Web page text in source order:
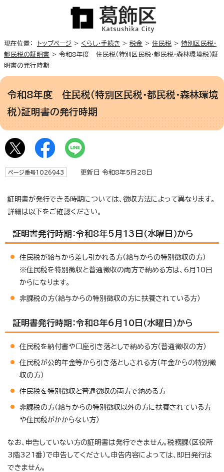
現在位置： トップページ > くらし・手続き > 税金 > 住民税 > 特別区民税・
都民税の証明書 > 令和8年度 住民税（特別区民税・都民税・森林環境税）証
明書の発行時期
令和8年度 住民税（特別区民税・都民税・森林環境
税）証明書の発行時期
ページ番号1026943 更新日 令和8年5月28日
証明書が発行できる時期については、徴収方法によって異なります。
詳細は以下をご確認ください。
証明書発行時期：令和8年5月13日（水曜日）から
住民税が給与から差し引かれる方（給与からの特別徴収の方）
※住民税を特別徴収と普通徴収の両方で納める方は、6月10日
からになります。
非課税の方（給与からの特別徴収の方に扶養されている方）
証明書発行時期：令和8年6月10日（水曜日）から
住民税を納付書や口座引き落としで納める方（普通徴収の方）
住民税が公的年金等から引き落としされる方（年金からの特別徴
収の方）
住民税を特別徴収と普通徴収の両方で納める方
非課税の方（給与からの特別徴収以外の方に扶養されている方
や住民税がかからない方）
なお、申告していない方の証明書は発行できません。税務課（区役所
3階321番）で申告してください。申告内容によっては、即日発行は
できません。